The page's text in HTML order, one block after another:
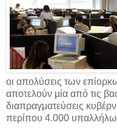
οι απολύσεις των
αποτελούν μία από τις
διαπραγματεύσεις
περίπου 4.000